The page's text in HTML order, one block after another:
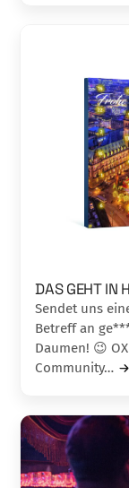
DAS GEHT IN
Sendet uns
Betreff an
Daumen! 😉
Community…